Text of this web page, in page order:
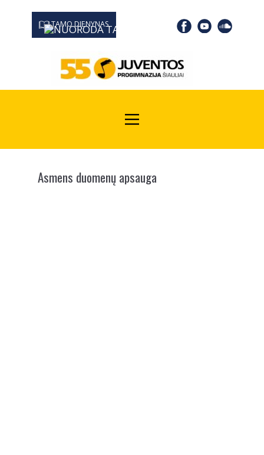
TAMO DIENYNAS
0667 19366
Asmens duomenų apsauga